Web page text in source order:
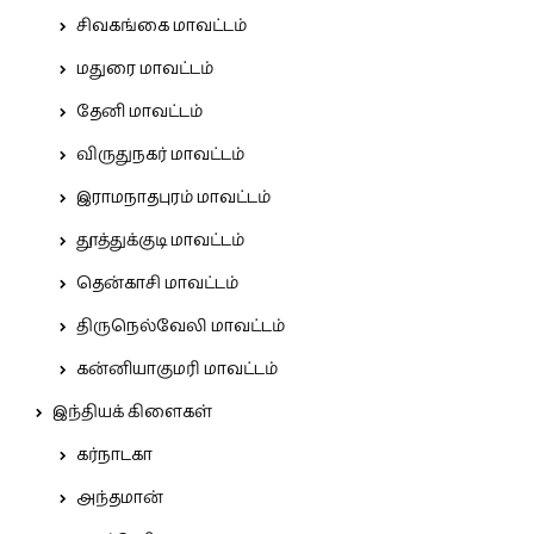
சிவகங்கை மாவட்டம்
மதுரை மாவட்டம்
தேனி மாவட்டம்
விருதுநகர் மாவட்டம்
இராமநாதபுரம் மாவட்டம்
தூத்துக்குடி மாவட்டம்
தென்காசி மாவட்டம்
திருநெல்வேலி மாவட்டம்
கன்னியாகுமரி மாவட்டம்
இந்தியக் கிளைகள்
கர்நாடகா
அந்தமான்